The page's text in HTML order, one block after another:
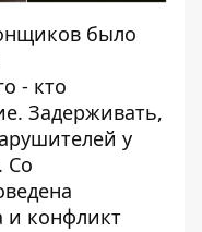
было
- кто
Задерживать,
у
Со
и конфликт